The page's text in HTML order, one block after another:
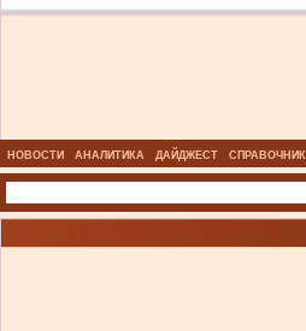
НОВОСТИ АНАЛИТИКА ДАЙДЖЕСТ СПРАВОЧНИК